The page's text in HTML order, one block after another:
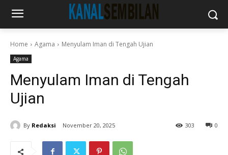
Home Agama Menyulam Iman di Tengah Ujian
Agama
Menyulam Iman di Tengah
Ujian
By Redaksi November 20, 2025 0
303